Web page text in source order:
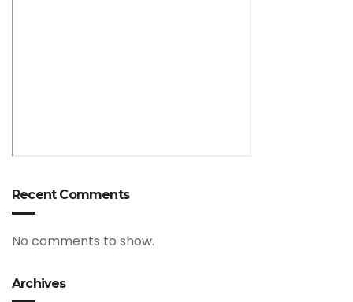
Recent Comments
No comments to show.
Archives